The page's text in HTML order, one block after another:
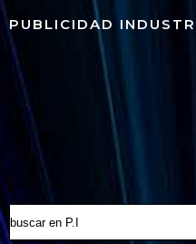
PUBLICIDAD